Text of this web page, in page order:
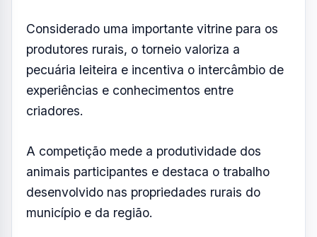
Considerado uma importante vitrine para os
produtores rurais, o torneio valoriza a
pecuária leiteira e incentiva o intercâmbio de
experiências e conhecimentos entre
criadores.
A competição mede a produtividade dos
animais participantes e destaca o trabalho
desenvolvido nas propriedades rurais do
município e da região.